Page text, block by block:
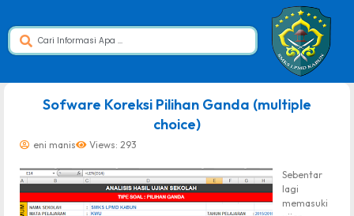
Sofware Koreksi Pilihan Ganda (multiple
choice)
eni manis Views: 293
Sebentar
lagi
memasuki